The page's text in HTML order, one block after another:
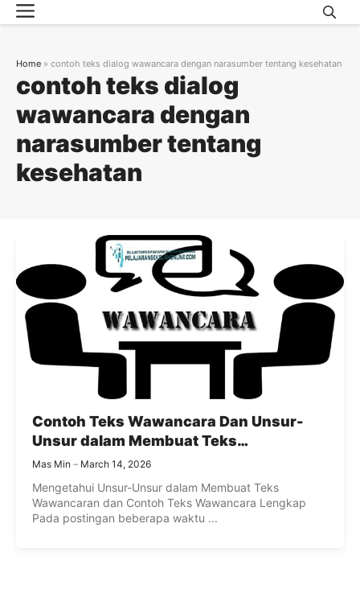
Skip
to
Menu
contoh teks dialog
wawancara dengan
narasumber tentang
kesehatan
Home » contoh teks dialog wawancara dengan narasumber tentang kesehatan
Contoh Teks Wawancara Dan Unsur-
Unsur dalam Membuat Teks
Wawancara
Mas Min March 14, 2026
Mengetahui Unsur-Unsur dalam Membuat Teks
Wawancaran dan Contoh Teks Wawancara Lengkap
Pada postingan beberapa waktu ...